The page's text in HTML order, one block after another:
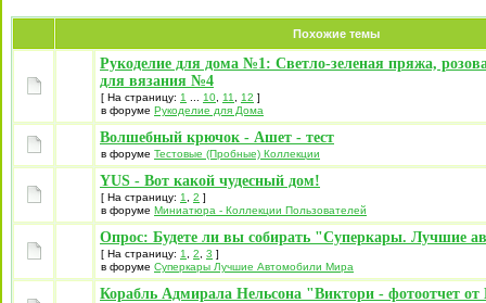
Похожие темы
Рукоделие для дома №1: Светло-зеленая пряжа,
для вязания №4
[ На страницу: 1 10 11 12 ]
в форуме Рукоделие для Дома
Волшебный крючок - Ашет - тест
в форуме Тестовые (Пробные) Коллекции
YUS - Вот какой чудесный дом!
[ На страницу: 1 2 ]
в форуме Миниатюра - Коллекции Пользователей
Опрос: Будете ли вы собирать "Суперкары. Лучшие
[ На страницу: 1 2 3 ]
в форуме Суперкары Лучшие Автомобили Mира
Корабль Адмирала Нельсона "Виктори - фотоотчет от